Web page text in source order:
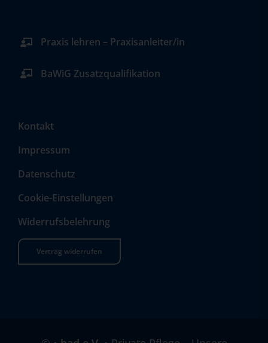
Praxis lehren – Praxisanleiter/in
BaWiG Zusatzqualifikation
Kontakt
Impressum
Datenschutz
Cookie-Einstellungen
Widerrufsbelehrung
Vertrag widerrufen